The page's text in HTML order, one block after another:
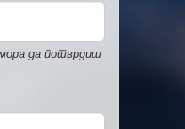
да потврдиш